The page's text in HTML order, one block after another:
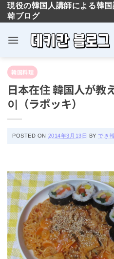
content
現役の韓国人講師による韓
韓ブログ
韓国料理
日本在住 韓国人が教
이（ラポッキ）
POSTED ON 2014年3月13日 BY でき